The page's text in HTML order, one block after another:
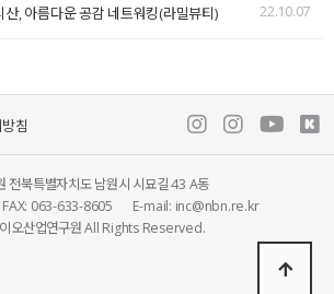
산, 아름다운 공감 네트워킹(라밀뷰티) 22.10.07
침
전북특별자치도 남원시 시묘길 43 A동
FAX: 063-633-8605
E-mail: inc@nbn.re.kr
오산업연구원 All Rights Reserved.